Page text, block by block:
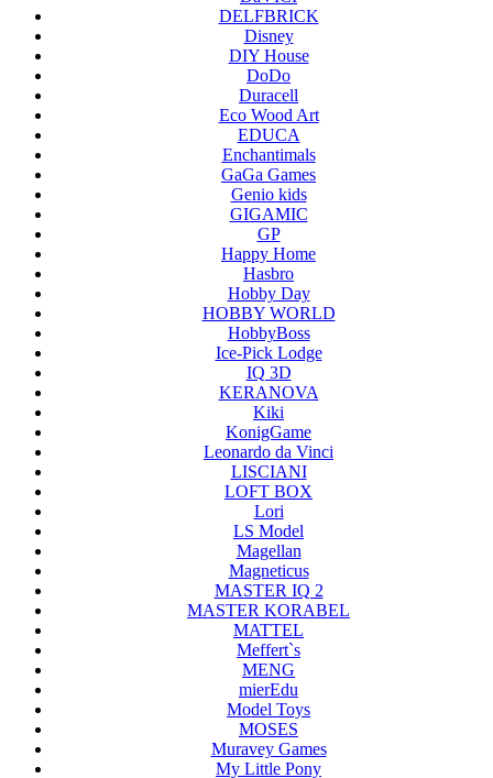
DELFBRICK
Disney
DIY House
DoDo
Duracell
Eco Wood Art
EDUCA
Enchantimals
GaGa Games
Genio kids
GIGAMIC
GP
Happy Home
Hasbro
Hobby Day
HOBBY WORLD
HobbyBoss
Ice-Pick Lodge
IQ 3D
KERANOVA
Kiki
KonigGame
Leonardo da Vinci
LISCIANI
LOFT BOX
Lori
LS Model
Magellan
Magneticus
MASTER IQ 2
MASTER KORABEL
MATTEL
Meffert`s
MENG
mierEdu
Model Toys
MOSES
Muravey Games
My Little Pony